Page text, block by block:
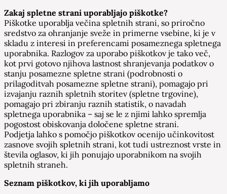
Zakaj spletne strani uporabljajo piškotke?
Piškotke uporablja večina spletnih strani, so priročno
sredstvo za ohranjanje sveže in primerne vsebine, ki je v
skladu z interesi in preferencami posameznega spletnega
uporabnika. Razlogov za uporabo piškotkov je tako več,
kot prvi gotovo njihova lastnost shranjevanja podatkov o
stanju posamezne spletne strani (podrobnosti o
prilagoditvah posamezne spletne strani), pomagajo pri
izvajanju raznih spletnih storitev (spletne trgovine),
pomagajo pri zbiranju raznih statistik, o navadah
spletnega uporabnika – saj se le z njimi lahko spremlja
pogostost obiskovanja določene spletne strani.
Podjetja lahko s pomočjo piškotkov ocenijo učinkovitost
zasnove svojih spletnih strani, kot tudi ustreznost vrste in
števila oglasov, ki jih ponujajo uporabnikom na svojih
spletnih straneh.
Seznam piškotkov, ki jih uporabljamo